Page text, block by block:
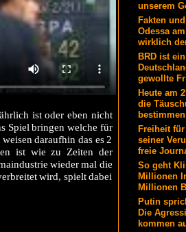
ist oder eben nicht
Spiel bringen welche für
daraufhin das es 2
ist wie zu Zeiten der
wieder mal die
wird, spielt dabei
unserem
Fakten
Odessa
wirklich
BRD ist
gewollte
Heute am
die
Freiheit
seiner
freie
So geht
Millionen
Millionen
Putin
Die
kommen